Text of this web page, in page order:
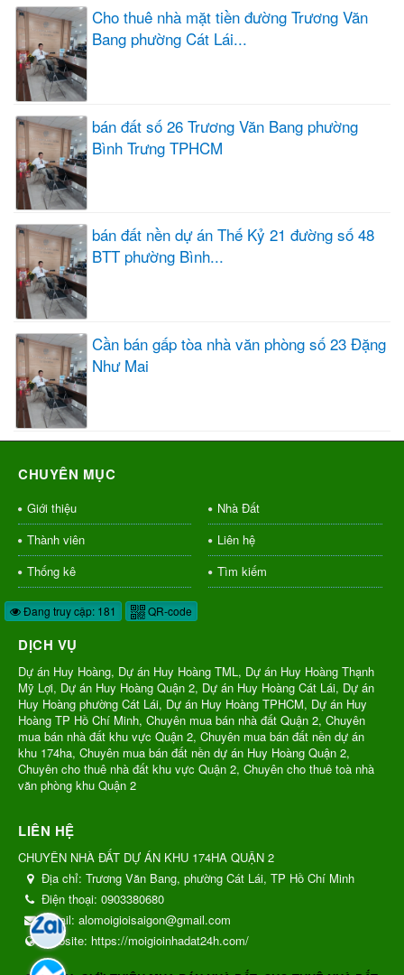
Cho thuê nhà mặt tiền đường Trương Văn
Bang phường Cát Lái...
bán đất số 26 Trương Văn Bang phường
Bình Trưng TPHCM
bán đất nền dự án Thế Kỷ 21 đường số 48
BTT phường Bình...
Cần bán gấp tòa nhà văn phòng số 23 Đặng
Như Mai
CHUYÊN MỤC
Giới thiệu
Nhà Đất
Thành viên
Liên hệ
Thống kê
Tìm kiếm
Đang truy cập: 181 QR-code
DỊCH VỤ
Dự án Huy Hoàng, Dự án Huy Hoàng TML, Dự án Huy Hoàng Thạnh
Mỹ Lợi, Dự án Huy Hoàng Quận 2, Dự án Huy Hoàng Cát Lái, Dự án
Huy Hoàng phường Cát Lái, Dự án Huy Hoàng TPHCM, Dự án Huy
Hoàng TP Hồ Chí Minh, Chuyên mua bán nhà đất Quận 2, Chuyên
mua bán nhà đất khu vực Quận 2, Chuyên mua bán đất nền dự án
khu 174ha, Chuyên mua bán đất nền dự án Huy Hoàng Quận 2,
Chuyên cho thuê nhà đất khu vực Quận 2, Chuyên cho thuê toà nhà
văn phòng khu Quận 2
LIÊN HỆ
CHUYÊN NHÀ ĐẤT DỰ ÁN KHU 174HA QUẬN 2
Địa chỉ: Trương Văn Bang, phường Cát Lái, TP Hồ Chí Minh
Điện thoại: 0903380680
Email: alomoigioisaigon@gmail.com
Website: https://moigioinhadat24h.com/